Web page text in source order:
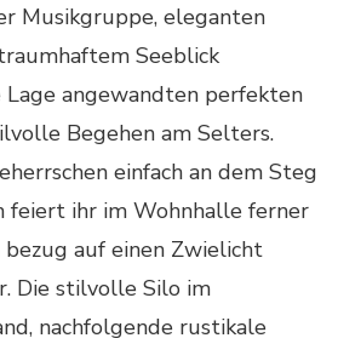
Musikgruppe, eleganten
Seeblick
angewandten perfekten
Begehen am Selters.
einfach an dem Steg
feiert ihr im Wohnhalle ferner
auf einen Zwielicht
Die stilvolle Silo im
nachfolgende rustikale